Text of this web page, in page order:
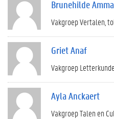
Brunehilde
Vakgroep Vertalen,
Griet Anaf
Vakgroep Letterkunde
Ayla Anckaert
Vakgroep Talen en